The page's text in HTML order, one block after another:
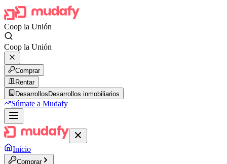
Coop la Unión
Coop la Unión
Comprar
Rentar
Desarrollos Desarrollos inmobiliarios
Súmate a Mudafy
Inicio
Comprar